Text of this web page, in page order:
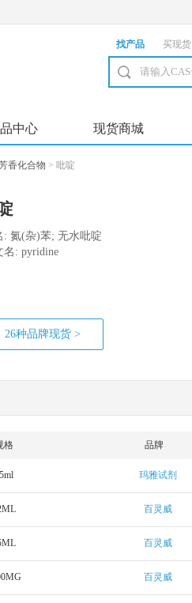
找产品 买现货
中心 现货商城
香化合物 > 吡啶
: 氮(杂)苯; 无水吡啶
名: pyridine
26种品牌现货 >
格 品牌
5ml 玛雅试剂
百灵威
百灵威
百灵威